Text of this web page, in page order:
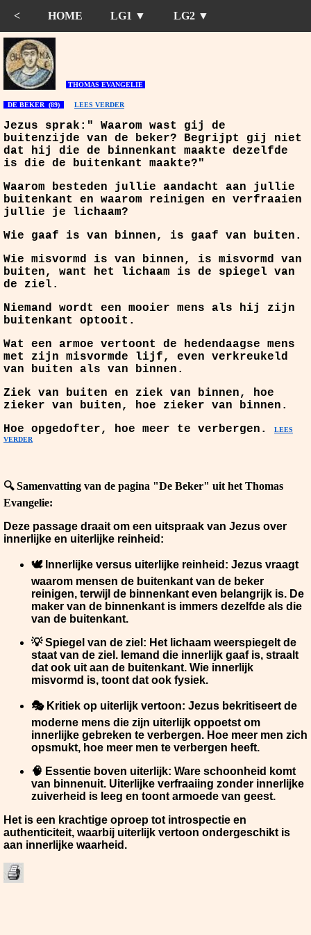
< HOME LG1 ▼ LG2 ▼
THOMAS EVANGELIE
DE BEKER (89) LEES VERDER
Jezus sprak:" Waarom wast gij de
buitenzijde van de beker? Begrijpt gij niet
dat hij die de binnenkant maakte dezelfde
is die de buitenkant maakte?"
Waarom besteden jullie aandacht aan jullie
buitenkant en waarom reinigen en verfraaien
jullie je lichaam?
Wie gaaf is van binnen, is gaaf van buiten.
Wie misvormd is van binnen, is misvormd van
buiten, want het lichaam is de spiegel van
de ziel.
Niemand wordt een mooier mens als hij zijn
buitenkant optooit.
Wat een armoe vertoont de hedendaagse mens
met zijn misvormde lijf, even verkreukeld
van buiten als van binnen.
Ziek van buiten en ziek van binnen, hoe
zieker van buiten, hoe zieker van binnen.
Hoe opgedofter, hoe meer te verbergen.
LEES
VERDER
🔍Samenvatting van de pagina "De Beker" uit het Thomas
Evangelie:
Deze passage draait om een uitspraak van Jezus over
innerlijke en uiterlijke reinheid:
🕊️ Innerlijke versus uiterlijke reinheid : Jezus vraagt
waarom mensen de buitenkant van de beker
reinigen, terwijl de binnenkant even belangrijk is. De
maker van de binnenkant is immers dezelfde als die
van de buitenkant.
💡Spiegel van de ziel : Het lichaam weerspiegelt de
staat van de ziel. Iemand die innerlijk gaaf is, straalt
dat ook uit aan de buitenkant. Wie innerlijk
misvormd is, toont dat ook fysiek.
🎭 Kritiek op uiterlijk vertoon: Jezus bekritiseert de
moderne mens die zijn uiterlijk oppoetst om
innerlijke gebreken te verbergen. Hoe meer men zich
opsmukt, hoe meer men te verbergen heeft.
🧠 Essentie boven uiterlijk: Ware schoonheid komt
van binnenuit. Uiterlijke verfraaiing zonder innerlijke
zuiverheid is leeg en toont armoede van geest.
Het is een krachtige oproep tot introspectie en
authenticiteit, waarbij uiterlijk vertoon ondergeschikt is
aan innerlijke waarheid.